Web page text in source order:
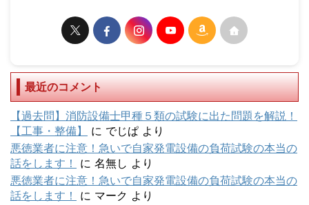
最近のコメント
【過去問】消防設備士甲種５類の試験に出た問題を解説！
【工事・整備】
に でじぱ より
悪徳業者に注意！急いで自家発電設備の負荷試験の本当の
話をします！
に 名無し より
悪徳業者に注意！急いで自家発電設備の負荷試験の本当の
話をします！
に マーク より